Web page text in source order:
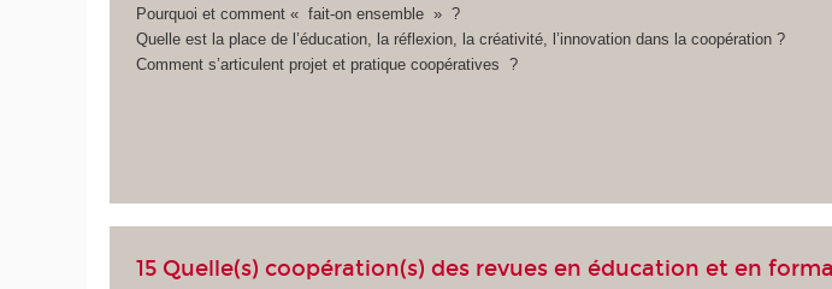
Pourquoi et comment « fait-on ensemble » ?
Quelle est la place de l’éducation, la réflexion, la créativité, l’innovation dans la coopération ?
Comment s’articulent projet et pratique coopératives ?
15 Quelle(s) coopération(s) des revues en éducation et en